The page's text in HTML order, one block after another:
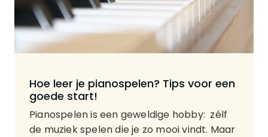
Hoe leer je pianospelen? Tips voor een
goede start!
Pianospelen is een geweldige hobby: zélf
de muziek spelen die je zo mooi vindt. Maar